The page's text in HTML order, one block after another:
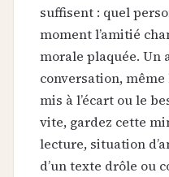
suffisent : quel
moment l’amitié
morale plaquée. Un
conversation,
mis à l’écart ou le
vite, gardez cette
lecture, situation
d’un texte drôle ou